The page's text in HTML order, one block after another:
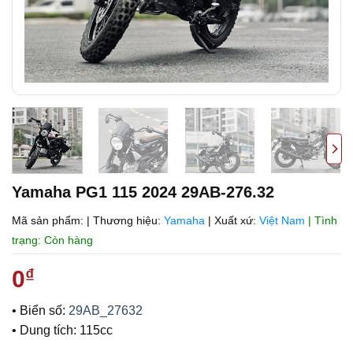
Yamaha PG1 115 2024 29AB-276.32
Mã sản phẩm: | Thương hiệu: Yamaha | Xuất xứ: Việt Nam | Tình
trạng: Còn hàng
0₫
• Biển số: 29AB_27632
• Dung tích: 115cc